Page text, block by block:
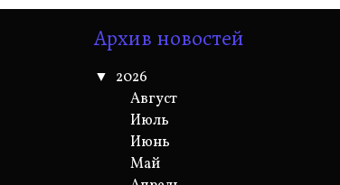
Архив новостей
2026
Август
Июль
Июнь
Май